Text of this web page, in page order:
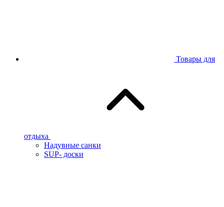
Товары для
отдыха
Надувные санки
SUP- доски